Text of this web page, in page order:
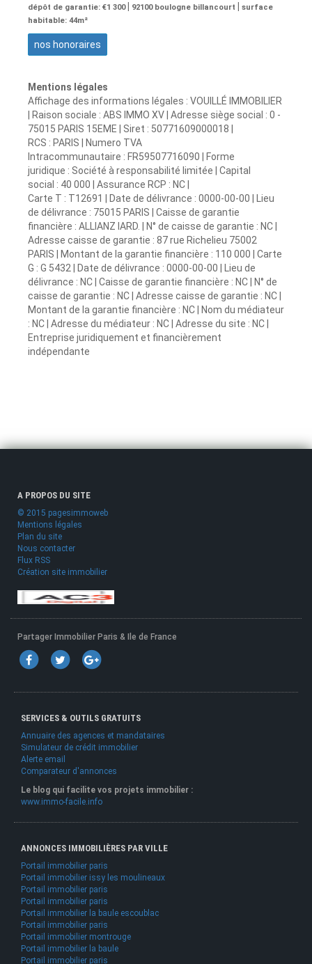
dépôt de garantie: €1 300| 92100 boulogne billancourt
surface
habitable: 44m²
nos honoraires
Mentions légales
Affichage des informations légales : VOUILLÉ IMMOBILIER
| Raison sociale : ABS IMMO XV | Adresse siège social : 0 -
75015 PARIS 15EME | Siret : 50771609000018 |
RCS : PARIS | Numero TVA
Intracommunautaire : FR59507716090 | Forme
juridique : Société à responsabilité limitée | Capital
social : 40 000 | Assurance RCP : NC |
Carte T : T12691 | Date de délivrance : 0000-00-00 | Lieu
de délivrance : 75015 PARIS | Caisse de garantie
financière : ALLIANZ IARD. | N° de caisse de garantie : NC |
Adresse caisse de garantie : 87 rue Richelieu 75002
PARIS | Montant de la garantie financière : 110 000 | Carte
G : G 5432 | Date de délivrance : 0000-00-00 | Lieu de
délivrance : NC | Caisse de garantie financière : NC | N° de
caisse de garantie : NC | Adresse caisse de garantie : NC |
Montant de la garantie financière : NC | Nom du médiateur
: NC | Adresse du médiateur : NC | Adresse du site : NC |
Entreprise juridiquement et financièrement
indépendante
A PROPOS DU SITE
© 2015 pagesimmoweb
Mentions légales
Plan du site
Nous contacter
Flux RSS
Création site immobilier
Partager Immobilier Paris & Ile de France
SERVICES & OUTILS GRATUITS
Annuaire des agences et mandataires
Simulateur de crédit immobilier
Alerte email
Comparateur d'annonces
Le blog qui facilite vos projets immobilier :
www.immo-facile.info
ANNONCES IMMOBILIÈRES PAR VILLE
Portail immobilier paris
Portail immobilier issy les moulineaux
Portail immobilier paris
Portail immobilier paris
Portail immobilier la baule escoublac
Portail immobilier paris
Portail immobilier montrouge
Portail immobilier la baule
Portail immobilier paris